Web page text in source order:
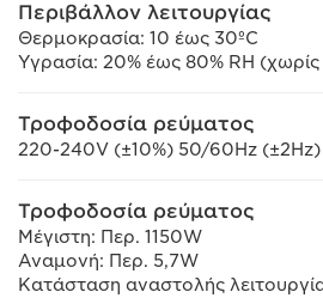
Περιβάλλον λειτουργίας
Θερμοκρασία: 10 έως 30ºC
Υγρασία: 20% έως 80% RH
Τροφοδοσία ρεύματος
220-240V (±10%) 50/60Hz (±2Hz)
Τροφοδοσία ρεύματος
Μέγιστη: Περ. 1150W
Αναμονή: Περ. 5,7W
Κατάσταση αναστολής